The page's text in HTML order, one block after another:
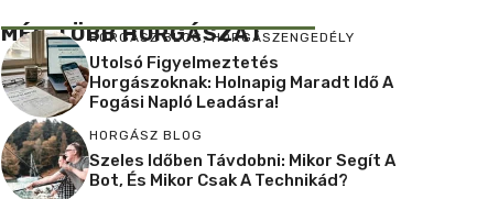
MÉG TÖBB HORGÁSZAT
HORGÁSZ BLOG,HORGÁSZENGEDÉLY
Utolsó Figyelmeztetés
Horgászoknak: Holnapig Maradt Idő A
Fogási Napló Leadásra!
HORGÁSZ BLOG
Szeles Időben Távdobni: Mikor Segít A
Bot, És Mikor Csak A Technikád?